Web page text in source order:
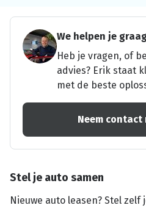
We helpen je
Heb je vragen, of
advies? Erik staat
met de beste
Neem contact
Stel je auto samen
Nieuwe auto leasen? Stel